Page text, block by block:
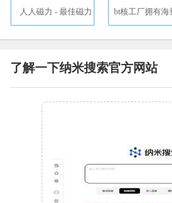
人人磁力 - 最佳磁力 bt核工厂拥有海
了解一下纳米搜索官方网站